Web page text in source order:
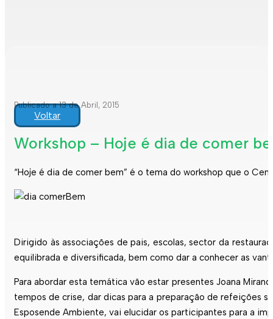
Publicado a 13 de Abril, 2015
Voltar
Workshop – Hoje é dia de comer
“Hoje é dia de comer bem” é o tema do workshop que o
Dirigido às associações de pais, escolas, sector da
equilibrada e diversificada, bem como dar a conhecer as
Para abordar esta temática vão estar presentes Joana
tempos de crise, dar dicas para a preparação de refeições
Esposende Ambiente, vai elucidar os participantes para a